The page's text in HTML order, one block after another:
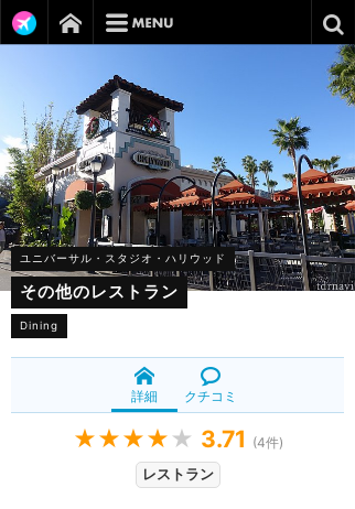
ユニバーサル・スタジオ・ハリウッド
その他のレストラン
Dining
詳細 クチコミ
★★★★ ★ 3.71 (4件)
レストラン